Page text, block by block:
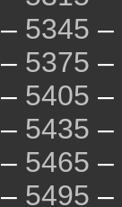
– 5345 –
– 5375 –
– 5405 –
– 5435 –
– 5465 –
– 5495 –